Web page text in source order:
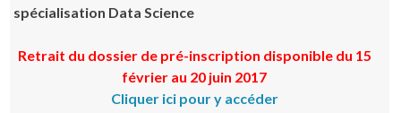
spécialisation Data Science
Retrait du dossier de pré-inscription disponible du 15
février au 20 juin 2017
Cliquer ici pour y accéder